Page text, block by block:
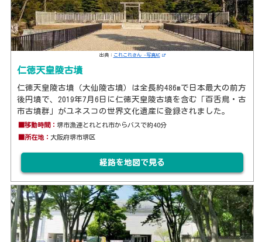
出典： これこれさん -写真AC
仁徳天皇陵古墳
仁徳天皇陵古墳（大仙陵古墳）は全長約486mで日本最大の前方
後円墳で、2019年7月6日に仁徳天皇陵古墳を含む「百舌鳥・古
市古墳群」がユネスコの世界文化遺産に登録されました。
■移動時間：堺市漁連とれとれ市からバスで約40分
■所在地： 大阪府堺市堺区
経路を地図で見る